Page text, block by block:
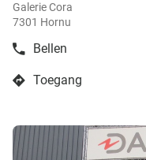
Galerie Cora
7301 Hornu
Bellen
de
boetiek
DamartToegang
naar
Damart
Hornu
Druk
op